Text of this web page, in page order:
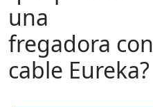
E51
Tigra
Rider 1201
una
fregadora con
cable Eureka?